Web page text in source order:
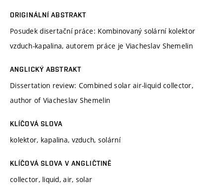
ORIGINÁLNÍ ABSTRAKT
Posudek disertační práce: Kombinovaný solární kolektor
vzduch-kapalina, autorem práce je Viacheslav Shemelin
ANGLICKÝ ABSTRAKT
Dissertation review: Combined solar air-liquid collector,
author of Viacheslav Shemelin
KLÍČOVÁ SLOVA
kolektor, kapalina, vzduch, solární
KLÍČOVÁ SLOVA V ANGLIČTINĚ
collector, liquid, air, solar